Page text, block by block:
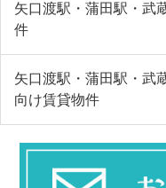
矢口渡駅・蒲田駅・武
件
矢口渡駅・蒲田駅・武
向け賃貸物件